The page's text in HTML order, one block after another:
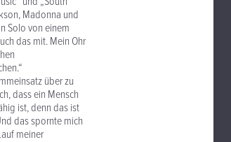
Madonna und
Solo von einem
das mit. Mein Ohr
über zu
dass ein Mensch
ist, denn das ist
das spornte mich
meiner